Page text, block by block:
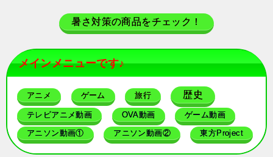
暑さ対策の商品をチェック！
メインメニューです♪
アニメ ゲーム 旅行 歴史
テレビアニメ動画 OVA動画 ゲーム動画
アニソン動画① アニソン動画② 東方Project